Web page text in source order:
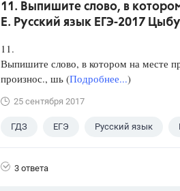
11. Выпишите слово, в
Е. Русский язык ЕГЭ-2017
11.
Выпишите слово, в котором на месте
произнос., шь (Подробнее...)
25 сентября 2017
ГДЗ ЕГЭ Русский язык
3 ответа